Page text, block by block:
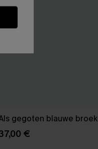
gegoten blauwe broek
€